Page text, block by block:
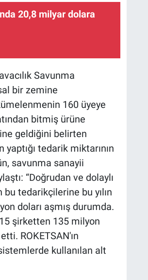
Savunma
bir zemine
160 üyeye
bitmiş ürüne
geldiğini belirten
yaptığı tedarik miktarının
savunma sanayii
“Doğrudan ve dolaylı
bu tedarikçilerine bu yılın
doları aşmış durumda.
şirketten 135 milyon
ROKETSAN'ın
kullanılan alt